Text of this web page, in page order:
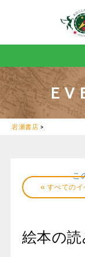
岩瀬書店 >
« すべてのイ
こ
絵本の